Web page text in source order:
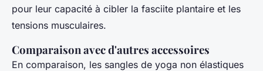
pour leur capacité à cibler la fasciite plantaire et les
tensions musculaires.
Comparaison avec d'autres accessoires
En comparaison, les sangles de yoga non élastiques